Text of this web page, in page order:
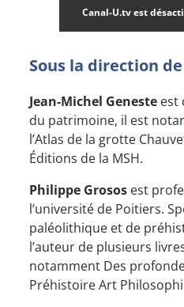
Canal-U.tv est
Sous la direction de
Jean-Michel Geneste est
du patrimoine, il est
l’Atlas de la grotte
Éditions de la MSH.
Philippe Grosos est
l’université de Poitiers.
paléolithique et de
l’auteur de plusieurs
notamment Des
Préhistoire Art